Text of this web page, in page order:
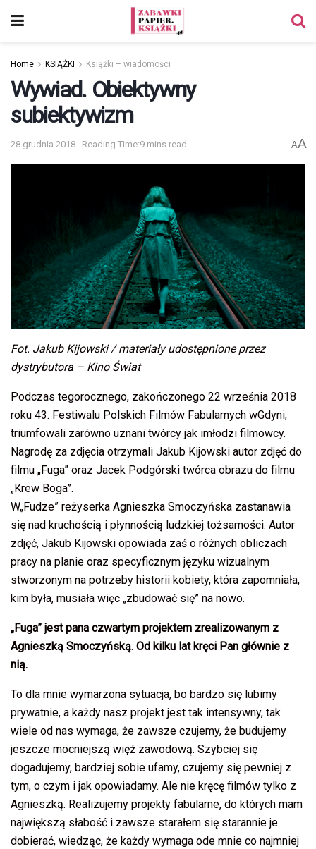
Home KSIĄŻKI Książki – wiadomości
Wywiad. Obiektywny
subiektywizm
28 grudnia 2018 Reading Time:9 mins read AA
Fot. Jakub Kijowski / materiały udostępnione przez
dystrybutora – Kino Świat
Podczas tegorocznego, zakończonego 22 września 2018
roku 43. Festiwalu Polskich Filmów Fabularnych wGdyni,
triumfowali zarówno uznani twórcy jak imłodzi filmowcy.
Nagrodę za zdjęcia otrzymali Jakub Kijowski autor zdjęć do
filmu „Fuga” oraz Jacek Podgórski twórca obrazu do filmu
„Krew Boga”.
W„Fudze” reżyserka Agnieszka Smoczyńska zastanawia
się nad kruchością i płynnością ludzkiej tożsamości. Autor
zdjęć, Jakub Kijowski opowiada zaś o różnych obliczach
pracy na planie oraz specyficznym języku wizualnym
stworzonym na potrzeby historii kobiety, która zapomniała,
kim była, musiała więc „zbudować się” na nowo.
„Fuga” jest pana czwartym projektem zrealizowanym z
Agnieszką Smoczyńską. Od kilku lat kręci Pan głównie z
nią.
To dla mnie wymarzona sytuacja, bo bardzo się lubimy
prywatnie, a każdy nasz projekt jest tak intensywny, tak
wiele od nas wymaga, że zawsze czujemy, że budujemy
jeszcze mocniejszą więź zawodową. Szybciej się
dogadujemy, bardziej sobie ufamy, czujemy się pewniej z
tym, o czym i jak opowiadamy. Ale nie kręcę filmów tylko z
Agnieszką. Realizujemy projekty fabularne, do których mam
największą słabość i zawsze starałem się starannie je
dobierać, wiedząc, że każdy wymaga ode mnie co najmniej